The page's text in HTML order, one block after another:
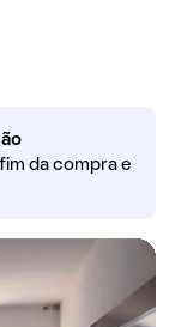
da compra e